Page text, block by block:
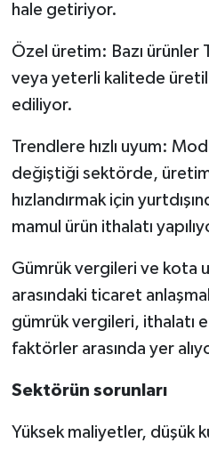
hale getiriyor.
Özel üretim: Bazı
veya yeterli kalitede
ediliyor.
Trendlere hızlı uyum:
değiştiği sektörde,
hızlandırmak için
mamul ürün ithalatı
Gümrük vergileri ve kota
arasındaki ticaret
gümrük vergileri, ithalatı
faktörler arasında yer
Sektörün sorunları
Yüksek maliyetler, düşük